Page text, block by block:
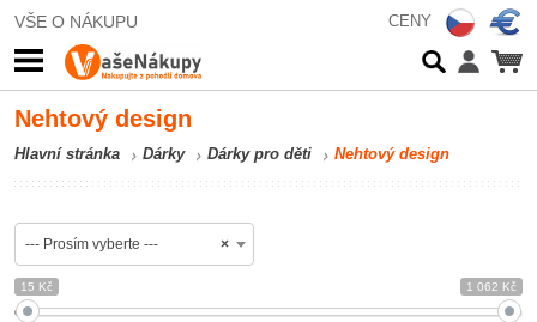
VŠE O NÁKUPU CENY
Nehtový design
Hlavní stránka Dárky Dárky pro děti Nehtový design
×
--- Prosím vyberte ---
15 Kč 1 062 Kč